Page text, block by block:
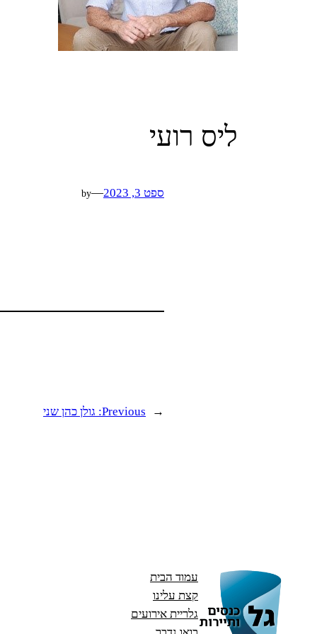
ליס רועי
ספט 3, 2023 —
by
←
Previous: גולן כהן שני
עמוד הבית
קצת עלינו
גלריית אירועים